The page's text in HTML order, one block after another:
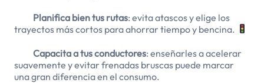
Planifica bien tus rutas: evita atascos y elige los
trayectos más cortos para ahorrar tiempo y bencina.
Capacita a tus conductores: enseñarles a acelerar
suavemente y evitar frenadas bruscas puede marcar
una gran diferencia en el consumo.